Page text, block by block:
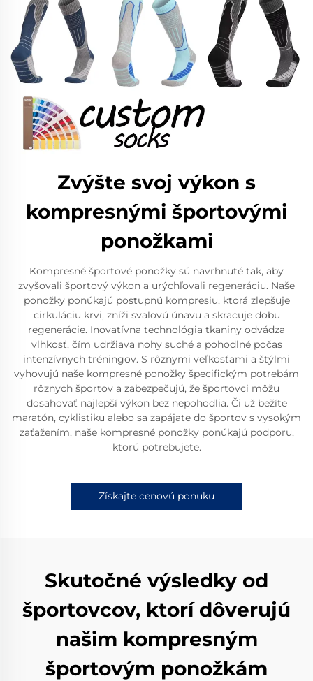
Zvýšte svoj výkon s
kompresnými športovými
ponožkami
Kompresné športové ponožky sú navrhnuté tak, aby
zvyšovali športový výkon a urýchľovali regeneráciu. Naše
ponožky ponúkajú postupnú kompresiu, ktorá zlepšuje
cirkuláciu krvi, zníži svalovú únavu a skracuje dobu
regenerácie. Inovatívna technológia tkaniny odvádza
vlhkosť, čím udržiava nohy suché a pohodlné počas
intenzívnych tréningov. S rôznymi veľkosťami a štýlmi
vyhovujú naše kompresné ponožky špecifickým potrebám
rôznych športov a zabezpečujú, že športovci môžu
dosahovať najlepší výkon bez nepohodlia. Či už bežíte
maratón, cyklistiku alebo sa zapájate do športov s vysokým
zaťažením, naše kompresné ponožky ponúkajú podporu,
ktorú potrebujete.
Získajte cenovú ponuku
Skutočné výsledky od
športovcov, ktorí dôverujú
našim kompresným
športovým ponožkám